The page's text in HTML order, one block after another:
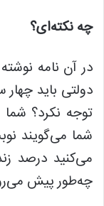
چه نکته‌ای؟
در آن نامه
دولتی باید
توجه نکرد؟ شما
شما می‌گویند
می‌کنید درصد
چه‌طور پیش